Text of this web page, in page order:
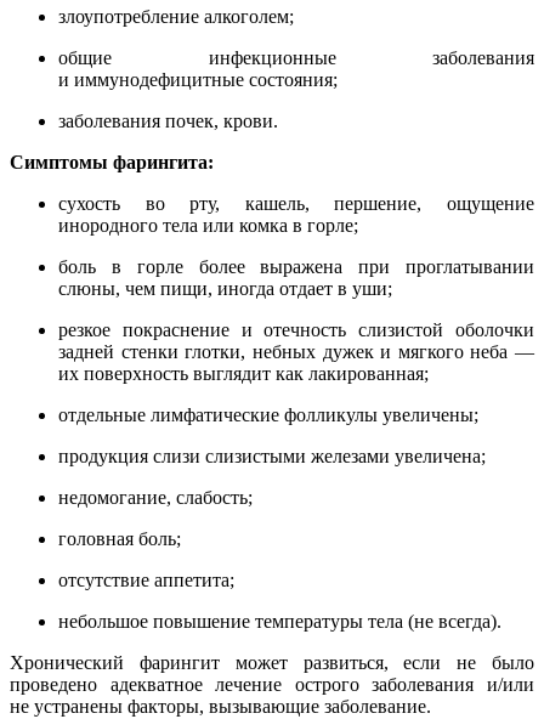
злоупотребление алкоголем;
общие инфекционные заболевания
и иммунодефицитные состояния;
заболевания почек, крови.
Симптомы фарингита:
сухость во рту, кашель, першение, ощущение
инородного тела или комка в горле;
боль в горле более выражена при проглатывании
слюны, чем пищи, иногда отдает в уши;
резкое покраснение и отечность слизистой оболочки
задней стенки глотки, небных дужек и мягкого неба —
их поверхность выглядит как лакированная;
отдельные лимфатические фолликулы увеличены;
продукция слизи слизистыми железами увеличена;
недомогание, слабость;
головная боль;
отсутствие аппетита;
небольшое повышение температуры тела (не всегда).
Хронический фарингит может развиться, если не было
проведено адекватное лечение острого заболевания и/или
не устранены факторы, вызывающие заболевание.